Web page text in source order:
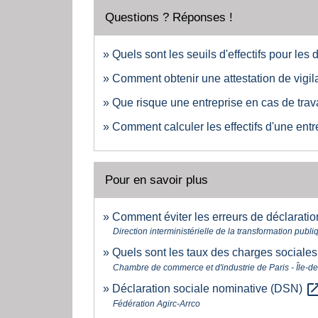
Questions ? Réponses !
Quels sont les seuils d'effectifs pour les
Comment obtenir une attestation de
Que risque une entreprise en cas de
Comment calculer les effectifs d'une
Pour en savoir plus
Comment éviter les erreurs de
Direction interministérielle de la transformation
Quels sont les taux des charges
Chambre de commerce et d'industrie de Paris - Île-
Déclaration sociale nominative (DSN)
Fédération Agirc-Arrco